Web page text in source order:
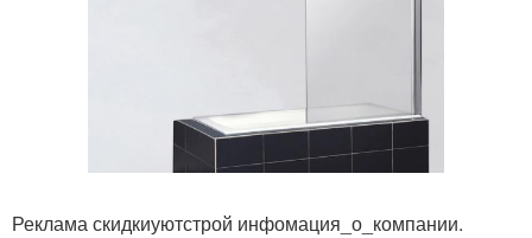
Реклама скидкиуютстрой инфомация_о_компании.